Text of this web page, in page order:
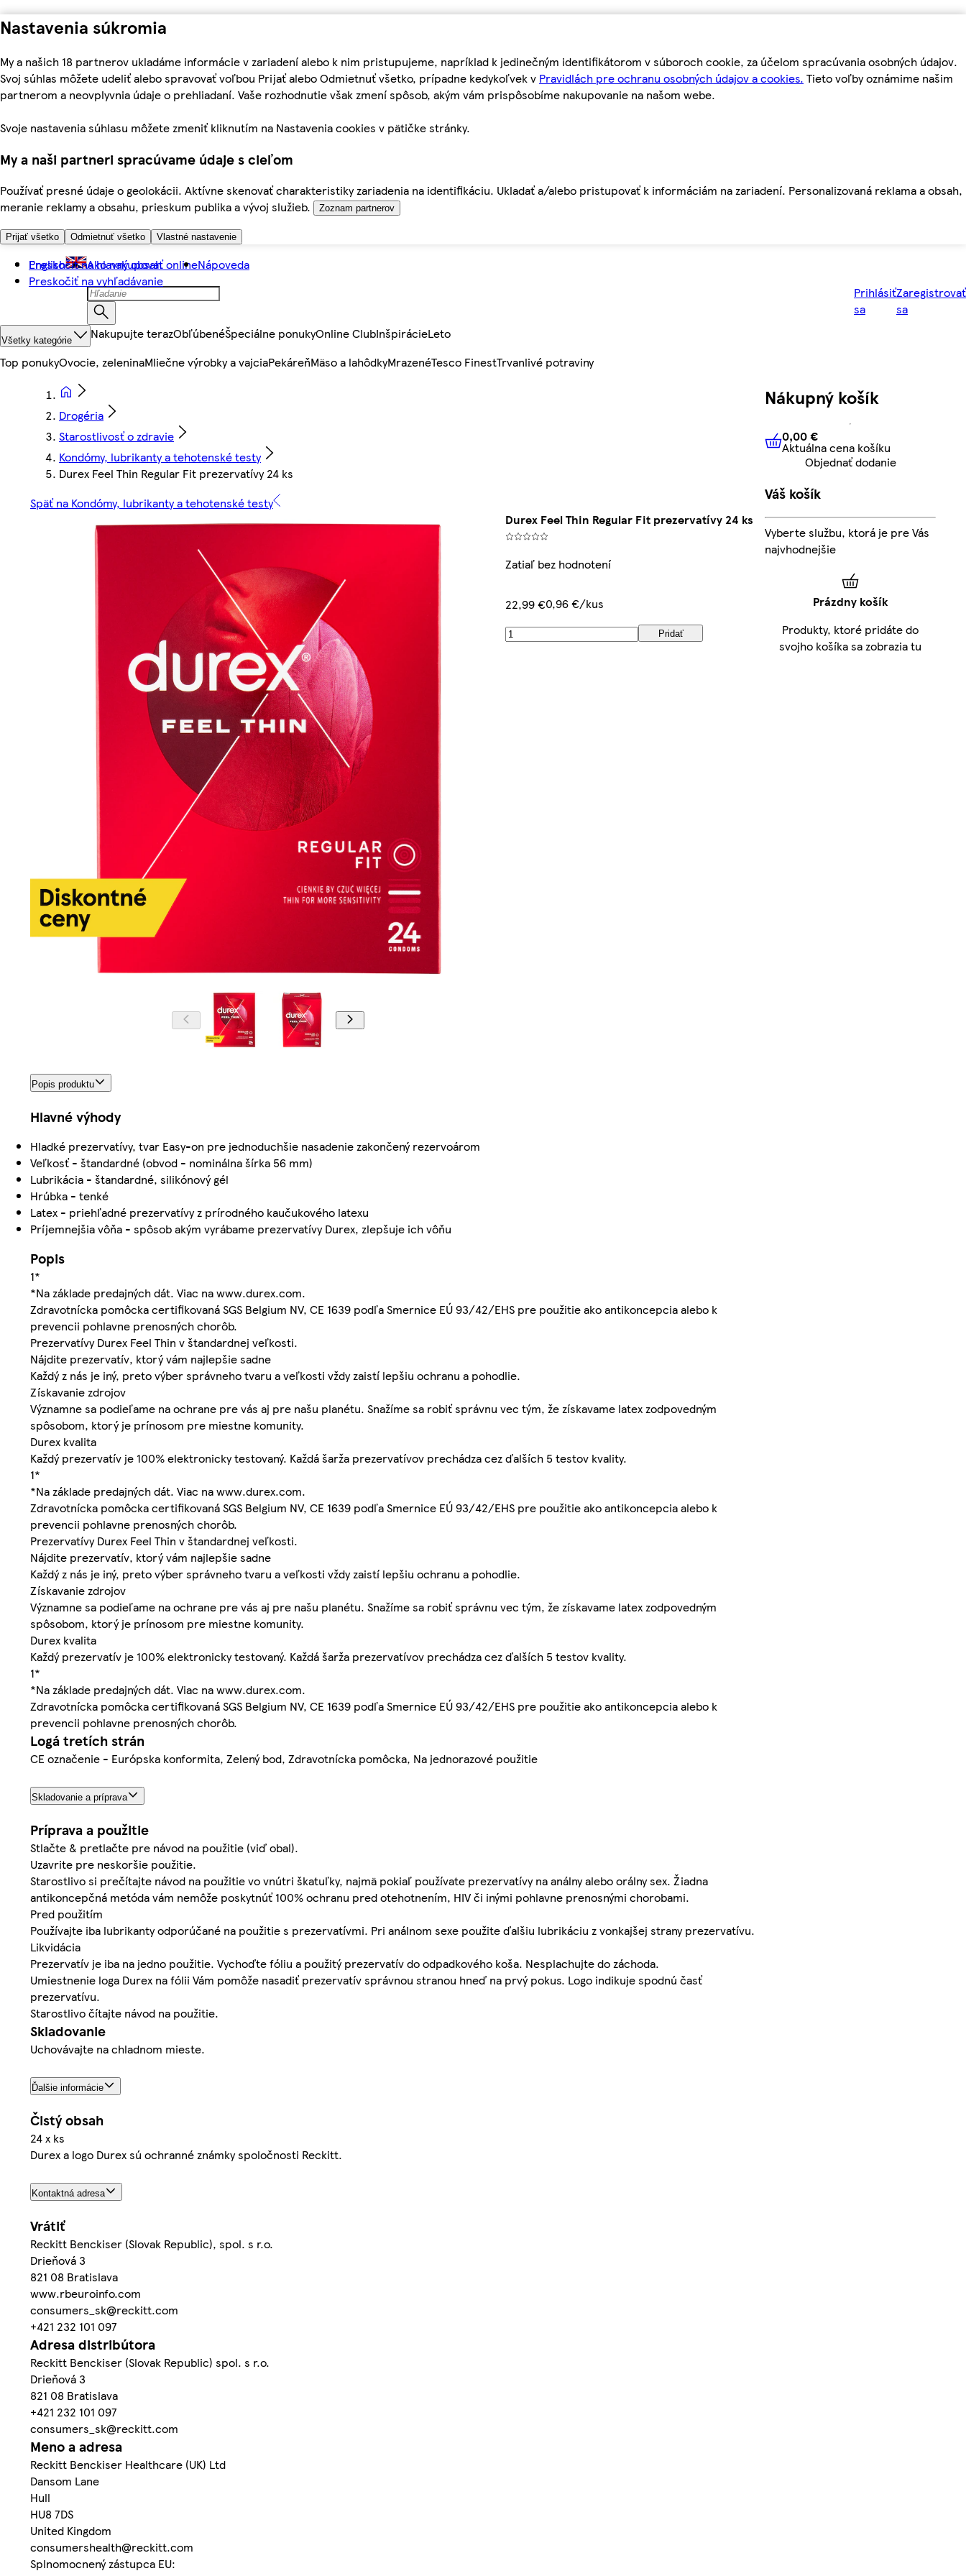
Nastavenia súkromia
My a našich 18 partnerov ukladáme informácie v zariadení alebo k nim pristupujeme, napríklad k jedinečným identifikátorom v súboroch cookie, za účelom spracúvania osobných údajov.
Svoj súhlas môžete udeliť alebo spravovať voľbou Prijať alebo Odmietnuť všetko, prípadne kedykoľvek v Pravidlách pre ochranu osobných údajov a cookies. Tieto voľby oznámime našim
partnerom a neovplyvnia údaje o prehliadaní. Vaše rozhodnutie však zmení spôsob, akým vám prispôsobíme nakupovanie na našom webe.
Svoje nastavenia súhlasu môžete zmeniť kliknutím na Nastavenia cookies v pätičke stránky.
My a naši partneri spracúvame údaje s cieľom
Používať presné údaje o geolokácii. Aktívne skenovať charakteristiky zariadenia na identifikáciu. Ukladať a/alebo pristupovať k informáciám na zariadení. Personalizovaná reklama a obsah,
meranie reklamy a obsahu, prieskum publika a vývoj služieb.
Zoznam partnerov
Prijať všetko Odmietnuť všetko Vlastné nastavenie
Preskočiť na hlavný obsah
Preskočiť na vyhľadávanie
English Ako nakupovať onlineNápoveda
Prihlásiť
sa
Zaregistrovať
sa
Všetky kategórie Nakupujte terazObľúbenéŠpeciálne ponukyOnline ClubInšpirácieLeto
Top ponukyOvocie, zeleninaMliečne výrobky a vajciaPekáreňMäso a lahôdkyMrazenéTesco FinestTrvanlivé potraviny
Drogéria
Starostlivosť o zdravie
Kondómy, lubrikanty a tehotenské testy
Durex Feel Thin Regular Fit prezervatívy 24 ks
Späť na Kondómy, lubrikanty a tehotenské testy
Durex Feel Thin Regular Fit prezervatívy 24 ks
Zatiaľ bez hodnotení
22,99 €0,96 €/kus
Pridať
Popis produktu
Hlavné výhody
Hladké prezervatívy, tvar Easy-on pre jednoduchšie nasadenie zakončený rezervoárom
Veľkosť - štandardné (obvod - nominálna šírka 56 mm)
Lubrikácia - štandardné, silikónový gél
Hrúbka - tenké
Latex - priehľadné prezervatívy z prírodného kaučukového latexu
Príjemnejšia vôňa - spôsob akým vyrábame prezervatívy Durex, zlepšuje ich vôňu
Popis
1*
*Na základe predajných dát. Viac na www.durex.com.
Zdravotnícka pomôcka certifikovaná SGS Belgium NV, CE 1639 podľa Smernice EÚ 93/42/EHS pre použitie ako antikoncepcia alebo k
prevencii pohlavne prenosných chorôb.
Prezervatívy Durex Feel Thin v štandardnej veľkosti.
Nájdite prezervatív, ktorý vám najlepšie sadne
Každý z nás je iný, preto výber správneho tvaru a veľkosti vždy zaistí lepšiu ochranu a pohodlie.
Získavanie zdrojov
Významne sa podieľame na ochrane pre vás aj pre našu planétu. Snažíme sa robiť správnu vec tým, že získavame latex zodpovedným
spôsobom, ktorý je prínosom pre miestne komunity.
Durex kvalita
Každý prezervatív je 100% elektronicky testovaný. Každá šarža prezervatívov prechádza cez ďalších 5 testov kvality.
1*
*Na základe predajných dát. Viac na www.durex.com.
Zdravotnícka pomôcka certifikovaná SGS Belgium NV, CE 1639 podľa Smernice EÚ 93/42/EHS pre použitie ako antikoncepcia alebo k
prevencii pohlavne prenosných chorôb.
Prezervatívy Durex Feel Thin v štandardnej veľkosti.
Nájdite prezervatív, ktorý vám najlepšie sadne
Každý z nás je iný, preto výber správneho tvaru a veľkosti vždy zaistí lepšiu ochranu a pohodlie.
Získavanie zdrojov
Významne sa podieľame na ochrane pre vás aj pre našu planétu. Snažíme sa robiť správnu vec tým, že získavame latex zodpovedným
spôsobom, ktorý je prínosom pre miestne komunity.
Durex kvalita
Každý prezervatív je 100% elektronicky testovaný. Každá šarža prezervatívov prechádza cez ďalších 5 testov kvality.
1*
*Na základe predajných dát. Viac na www.durex.com.
Zdravotnícka pomôcka certifikovaná SGS Belgium NV, CE 1639 podľa Smernice EÚ 93/42/EHS pre použitie ako antikoncepcia alebo k
prevencii pohlavne prenosných chorôb.
Logá tretích strán
CE označenie - Európska konformita, Zelený bod, Zdravotnícka pomôcka, Na jednorazové použitie
Skladovanie a príprava
Príprava a použitie
Stlačte & pretlačte pre návod na použitie (viď obal).
Uzavrite pre neskoršie použitie.
Starostlivo si prečítajte návod na použitie vo vnútri škatuľky, najmä pokiaľ používate prezervatívy na análny alebo orálny sex. Žiadna
antikoncepčná metóda vám nemôže poskytnúť 100% ochranu pred otehotnením, HIV či inými pohlavne prenosnými chorobami.
Pred použitím
Používajte iba lubrikanty odporúčané na použitie s prezervatívmi. Pri análnom sexe použite ďalšiu lubrikáciu z vonkajšej strany prezervatívu.
Likvidácia
Prezervatív je iba na jedno použitie. Vychoďte fóliu a použitý prezervatív do odpadkového koša. Nesplachujte do záchoda.
Umiestnenie loga Durex na fólii Vám pomôže nasadiť prezervatív správnou stranou hneď na prvý pokus. Logo indikuje spodnú časť
prezervatívu.
Starostlivo čítajte návod na použitie.
Skladovanie
Uchovávajte na chladnom mieste.
Ďalšie informácie
Čistý obsah
24 x ks
Durex a logo Durex sú ochranné známky spoločnosti Reckitt.
Kontaktná adresa
Vrátiť
Reckitt Benckiser (Slovak Republic), spol. s r.o.
Drieňová 3
821 08 Bratislava
www.rbeuroinfo.com
consumers_sk@reckitt.com
+421 232 101 097
Adresa distribútora
Reckitt Benckiser (Slovak Republic) spol. s r.o.
Drieňová 3
821 08 Bratislava
+421 232 101 097
consumers_sk@reckitt.com
Meno a adresa
Reckitt Benckiser Healthcare (UK) Ltd
Dansom Lane
Hull
HU8 7DS
United Kingdom
consumershealth@reckitt.com
Splnomocnený zástupca EU:
Nákupný košík
0,00 € Aktuálna cena košíku
0,00 €
Aktuálna cena košíku
Objednať dodanie
Váš košík
Vyberte službu, ktorá je pre Vás
najvhodnejšie
Prázdny košík
Produkty, ktoré pridáte do
svojho košíka sa zobrazia tu